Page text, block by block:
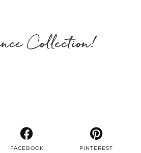
Collection!
FACEBOOK PINTEREST